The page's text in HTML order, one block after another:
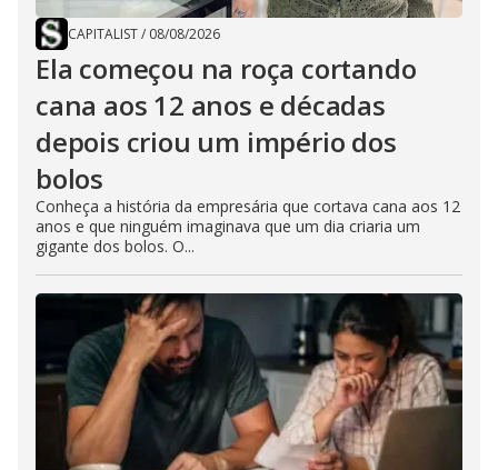
CAPITALIST/ 08/08/2026
Ela começou na roça cortando
cana aos 12 anos e décadas
depois criou um império dos
bolos
Conheça a história da empresária que cortava cana aos 12
anos e que ninguém imaginava que um dia criaria um
gigante dos bolos. O...